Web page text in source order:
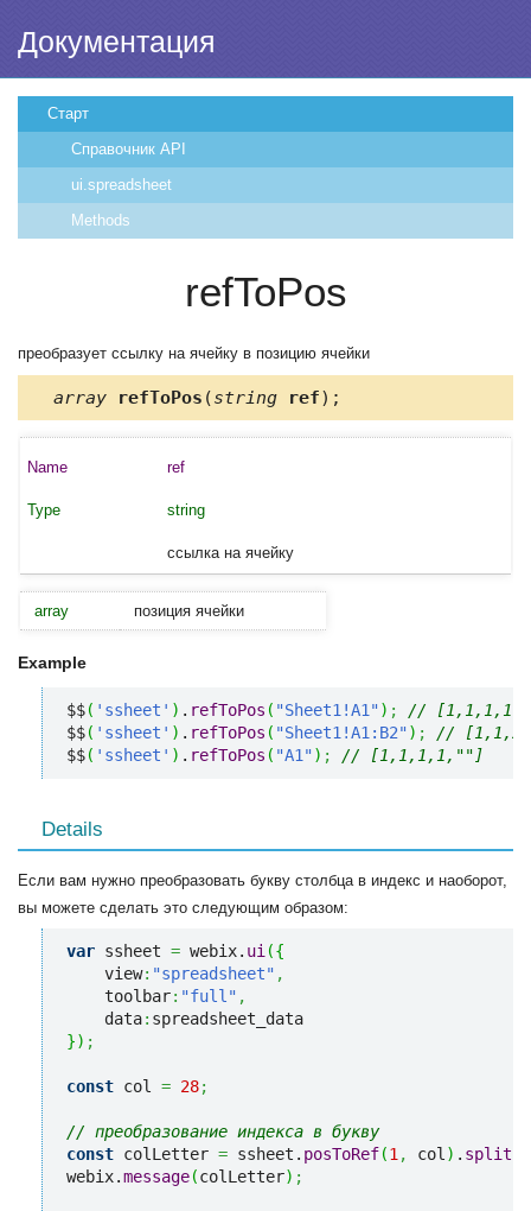
Документация
Старт
Справочник API
ui.spreadsheet
Methods
refToPos
преобразует ссылку на ячейку в позицию ячейки
array refToPos (string ref);
ref
string
ссылка на ячейку
array позиция ячейки
Example
$$( 'ssheet' ) . refToPos ( "Sheet1!A1") ;
//
$$( 'ssheet' ) . refToPos ( "Sheet1!A1:B2") ;
//
$$( 'ssheet' ) . refToPos ( "A1") ; // [1,1,1,1,""]
Details
Если вам нужно преобразовать букву столбца в индекс и наоборот,
вы можете сделать это следующим образом:
var ssheet = webix. ui ({
    view
: "spreadsheet" ,
    toolbar
: "full" ,
    data
:
}) ;
const col = 28;
// преобразование индекса в букву
const colLetter = ssheet. posToRef(1 , col ) . split
webix.message(colLetter) ;